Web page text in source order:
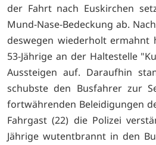
der Fahrt nach Euskirchen
Mund-Nase-Bedeckung ab.
deswegen wiederholt
53-Jährige an der Haltestelle
Aussteigen auf. Daraufhin
schubste den Busfahrer zur
fortwährenden Beleidigungen
Fahrgast (22) die Polizei
Jährige wutentbrannt in den